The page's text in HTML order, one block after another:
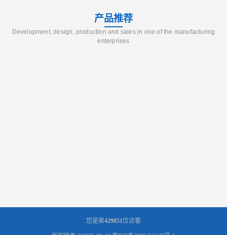
产品推荐
Development, design, production and sales in one of the manufacturing
enterprises
您是第429851位访客